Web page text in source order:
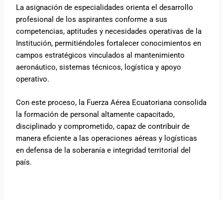
La asignación de especialidades orienta el desarrollo
profesional de los aspirantes conforme a sus
competencias, aptitudes y necesidades operativas de la
Institución, permitiéndoles fortalecer conocimientos en
campos estratégicos vinculados al mantenimiento
aeronáutico, sistemas técnicos, logística y apoyo
operativo.
Con este proceso, la Fuerza Aérea Ecuatoriana consolida
la formación de personal altamente capacitado,
disciplinado y comprometido, capaz de contribuir de
manera eficiente a las operaciones aéreas y logísticas
en defensa de la soberanía e integridad territorial del
país.